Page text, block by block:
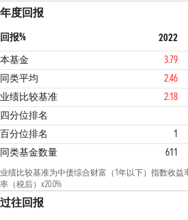
年度回报
回报% 2022
本基金
3.79
同类平均
2.46
业绩比较基准
2.18
四分位排名
1 2
百分位排名 1
同类基金数量
611
业绩比较基准为中债综合财富（1年以下）指数收益
率（税后）x20.0%
过往回报